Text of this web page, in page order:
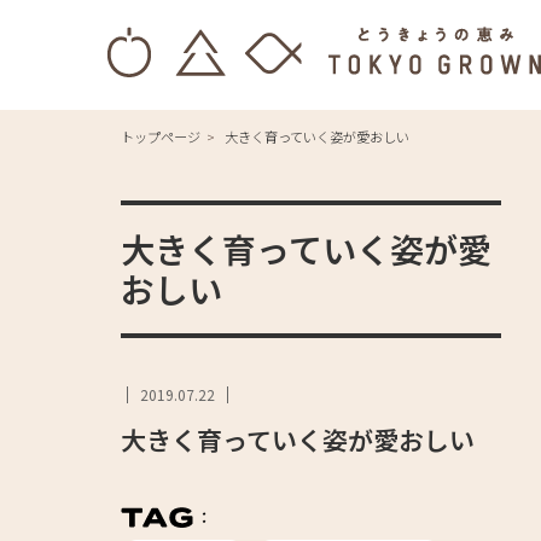
トップページ 大きく育っていく姿が愛おしい
大きく育っていく姿が愛
おしい
2019.07.22
大きく育っていく姿が愛おしい